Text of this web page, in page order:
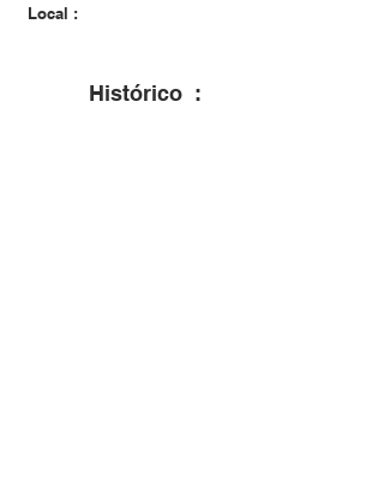
Local :
Histórico :